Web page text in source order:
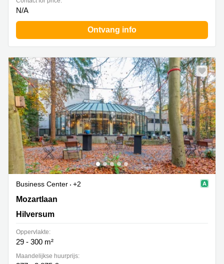
N/A
Ontvang info
Business Center
+2
Mozartlaan 25, Hilversum
Mozartlaan
Hilversum
Oppervlakte:
29 - 300 m²
Maandelijkse huurprijs: